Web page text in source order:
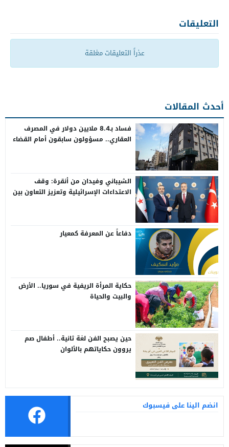
التعليقات
عذراً التعليقات مغلقة
أحدث المقالات
فساد بـ8.4 ملايين دولار في المصرف
العقاري.. مسؤولون سابقون أمام القضاء
الشيباني وفيدان من أنقرة: وقف
الاعتداءات الإسرائيلية وتعزيز التعاون بين
دفاعاً عن المعرفة كمعيار
حكاية المرأة الريفية في سوريا.. الأرض
والبيت والحياة
حين يصبح الفن لغة ثانية.. أطفال صم
يروون حكاياتهم بالألوان
انضم الينا على فيسبوك